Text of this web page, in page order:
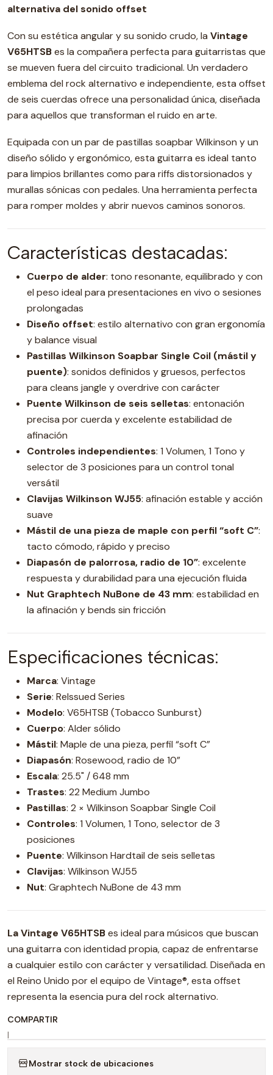
alternativa del sonido offset
Con su estética angular y su sonido crudo, la Vintage
V65HTSBes la compañera perfecta para guitarristas que
se mueven fuera del circuito tradicional. Un verdadero
emblema del rock alternativo e independiente, esta offset
de seis cuerdas ofrece una personalidad única, diseñada
para aquellos que transforman el ruido en arte.
Equipada con un par de pastillas soapbar Wilkinson y un
diseño sólido y ergonómico, esta guitarra es ideal tanto
para limpios brillantes como para riffs distorsionados y
murallas sónicas con pedales. Una herramienta perfecta
para romper moldes y abrir nuevos caminos sonoros.
Características destacadas:
Cuerpo de alder: tono resonante, equilibrado y con
el peso ideal para presentaciones en vivo o sesiones
prolongadas
Diseño offset: estilo alternativo con gran ergonomía
y balance visual
Pastillas Wilkinson Soapbar Single Coil (mástil y
puente): sonidos definidos y gruesos, perfectos
para cleans jangle y overdrive con carácter
Puente Wilkinson de seis selletas: entonación
precisa por cuerda y excelente estabilidad de
afinación
Controles independientes: 1 Volumen, 1 Tono y
selector de 3 posiciones para un control tonal
versátil
Clavijas Wilkinson WJ55: afinación estable y acción
suave
Mástil de una pieza de maple con perfil “soft C”:
tacto cómodo, rápido y preciso
Diapasón de palorrosa, radio de 10”: excelente
respuesta y durabilidad para una ejecución fluida
Nut Graphtech NuBone de 43 mm: estabilidad en
la afinación y bends sin fricción
Especificaciones técnicas:
Marca: Vintage
Serie: ReIssued Series
Modelo: V65HTSB (Tobacco Sunburst)
Cuerpo: Alder sólido
Mástil: Maple de una pieza, perfil “soft C”
Diapasón: Rosewood, radio de 10”
Escala: 25.5" / 648 mm
Trastes: 22 Medium Jumbo
Pastillas: 2 × Wilkinson Soapbar Single Coil
Controles: 1 Volumen, 1 Tono, selector de 3
posiciones
Puente: Wilkinson Hardtail de seis selletas
Clavijas: Wilkinson WJ55
Nut: Graphtech NuBone de 43 mm
La Vintage V65HTSBes ideal para músicos que buscan
una guitarra con identidad propia, capaz de enfrentarse
a cualquier estilo con carácter y versatilidad. Diseñada en
el Reino Unido por el equipo de Vintage®, esta offset
representa la esencia pura del rock alternativo.
COMPARTIR
|
Mostrar stock de ubicaciones